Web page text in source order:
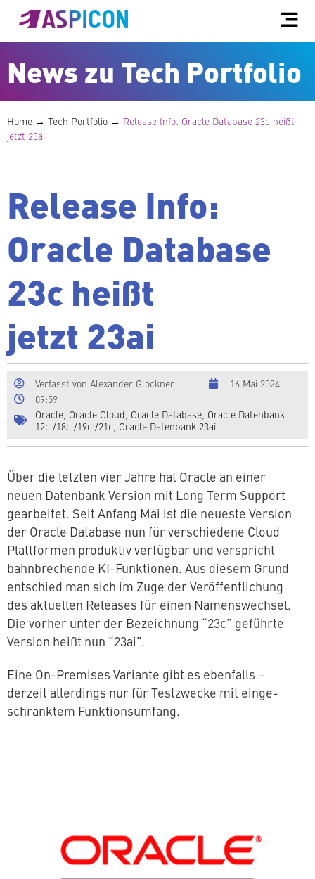
News zu Tech Portfolio
Home → Tech Portfolio → Release Info: Oracle Database 23c heißt
jetzt 23ai
Release Info:
Oracle Database
23c heißt
jetzt 23ai
Verfasst von Alexander Glöckner
16 Mai 2024
09:59
Oracle Oracle Cloud Oracle Database Oracle Datenbank
12c /18c /19c /21c Oracle Datenbank 23ai
Über die letzten vier Jahre hat Oracle an einer
neuen Datenbank Version mit Long Term Support
ge­ar­bei­tet. Seit Anfang Mai ist die neueste Version
der Oracle Database nun für ver­schie­de­ne Cloud
Platt­for­men produktiv verfügbar und ver­spricht
bahn­bre­chen­de KI-Funk­tio­nen. Aus diesem Grund
entschied man sich im Zuge der Ver­öf­fent­li­chung
des aktuellen Releases für einen Na­mens­wech­sel.
Die vorher unter der Be­zeich­nung “23c” geführte
Version heißt nun “23ai”.
Eine On-Premises Variante gibt es ebenfalls –
derzeit al­ler­dings nur für Test­zwe­cke mit ein­ge­
schränk­tem Funktionsumfang.